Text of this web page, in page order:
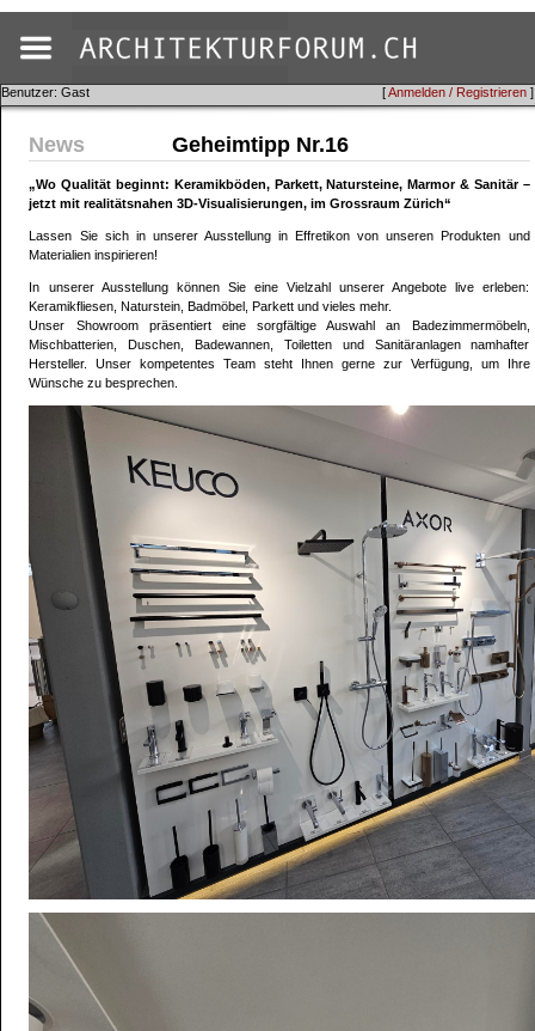
[Anmelden / Registrieren ]
Benutzer: Gast
News Geheimtipp Nr.16
„Wo Qualität beginnt: Keramikböden, Parkett, Natursteine, Marmor & Sanitär –
jetzt mit realitätsnahen 3D‑Visualisierungen, im Grossraum Zürich“
Lassen Sie sich in unserer Ausstellung in Effretikon von unseren Produkten und
Materialien inspirieren!
In unserer Ausstellung können Sie eine Vielzahl unserer Angebote live erleben:
Keramikfliesen, Naturstein, Badmöbel, Parkett und vieles mehr.
Unser Showroom präsentiert eine sorgfältige Auswahl an Badezimmermöbeln,
Mischbatterien, Duschen, Badewannen, Toiletten und Sanitäranlagen namhafter
Hersteller. Unser kompetentes Team steht Ihnen gerne zur Verfügung, um Ihre
Wünsche zu besprechen.